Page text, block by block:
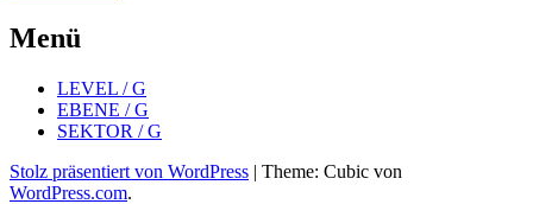
Menü
LEVEL / G
EBENE / G
SEKTOR / G
Stolz präsentiert von WordPress | Theme: Cubic von
WordPress.com.